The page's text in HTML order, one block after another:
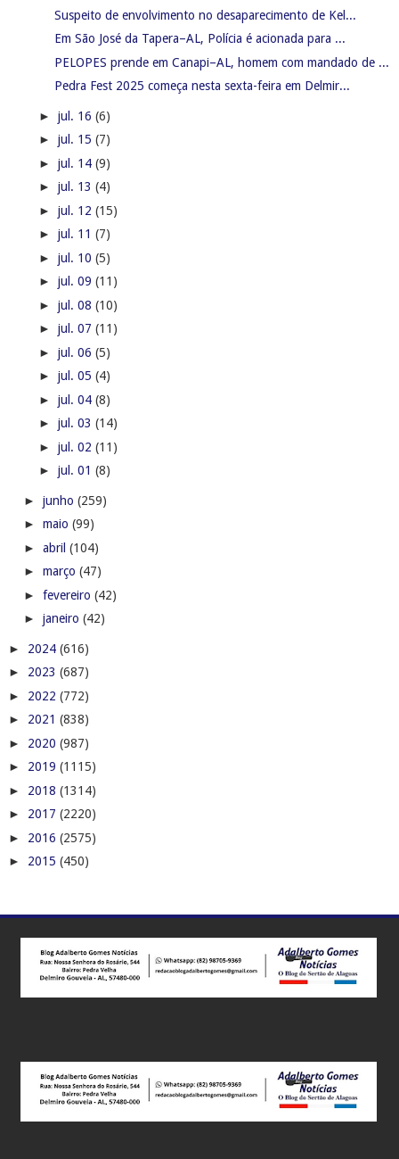
Suspeito de envolvimento no desaparecimento de Kel...
Em São José da Tapera–AL, Polícia é acionada para ...
PELOPES prende em Canapi–AL, homem com mandado de ...
Pedra Fest 2025 começa nesta sexta-feira em Delmir...
► jul. 16 (6)
► jul. 15 (7)
► jul. 14 (9)
► jul. 13 (4)
► jul. 12 (15)
► jul. 11 (7)
► jul. 10 (5)
► jul. 09 (11)
► jul. 08 (10)
► jul. 07 (11)
► jul. 06 (5)
► jul. 05 (4)
► jul. 04 (8)
► jul. 03 (14)
► jul. 02 (11)
► jul. 01 (8)
► junho (259)
► maio (99)
► abril (104)
► março (47)
► fevereiro (42)
► janeiro (42)
► 2024 (616)
► 2023 (687)
► 2022 (772)
► 2021 (838)
► 2020 (987)
► 2019 (1115)
► 2018 (1314)
► 2017 (2220)
► 2016 (2575)
► 2015 (450)